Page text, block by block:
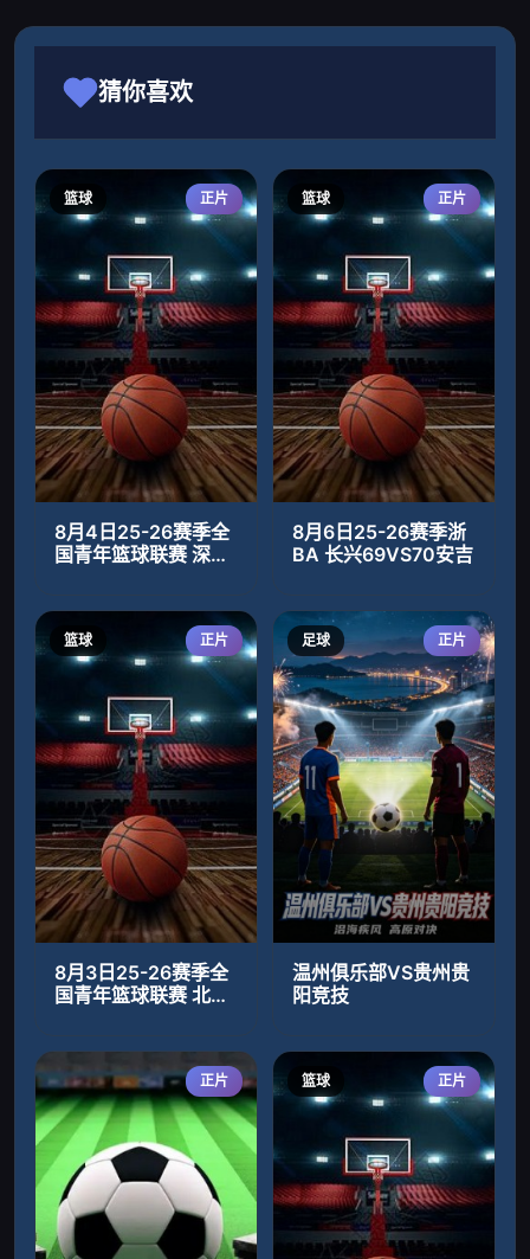
猜你喜欢
篮球 正片
8月4日25-26赛季全
国青年篮球联赛 深圳
篮球 正片
8月6日25-26赛季浙
BA 长兴69VS70安吉
篮球 正片
8月3日25-26赛季全
国青年篮球联赛 北京
足球 正片
温州俱乐部VS贵州贵
阳竞技
正片 篮球 正片